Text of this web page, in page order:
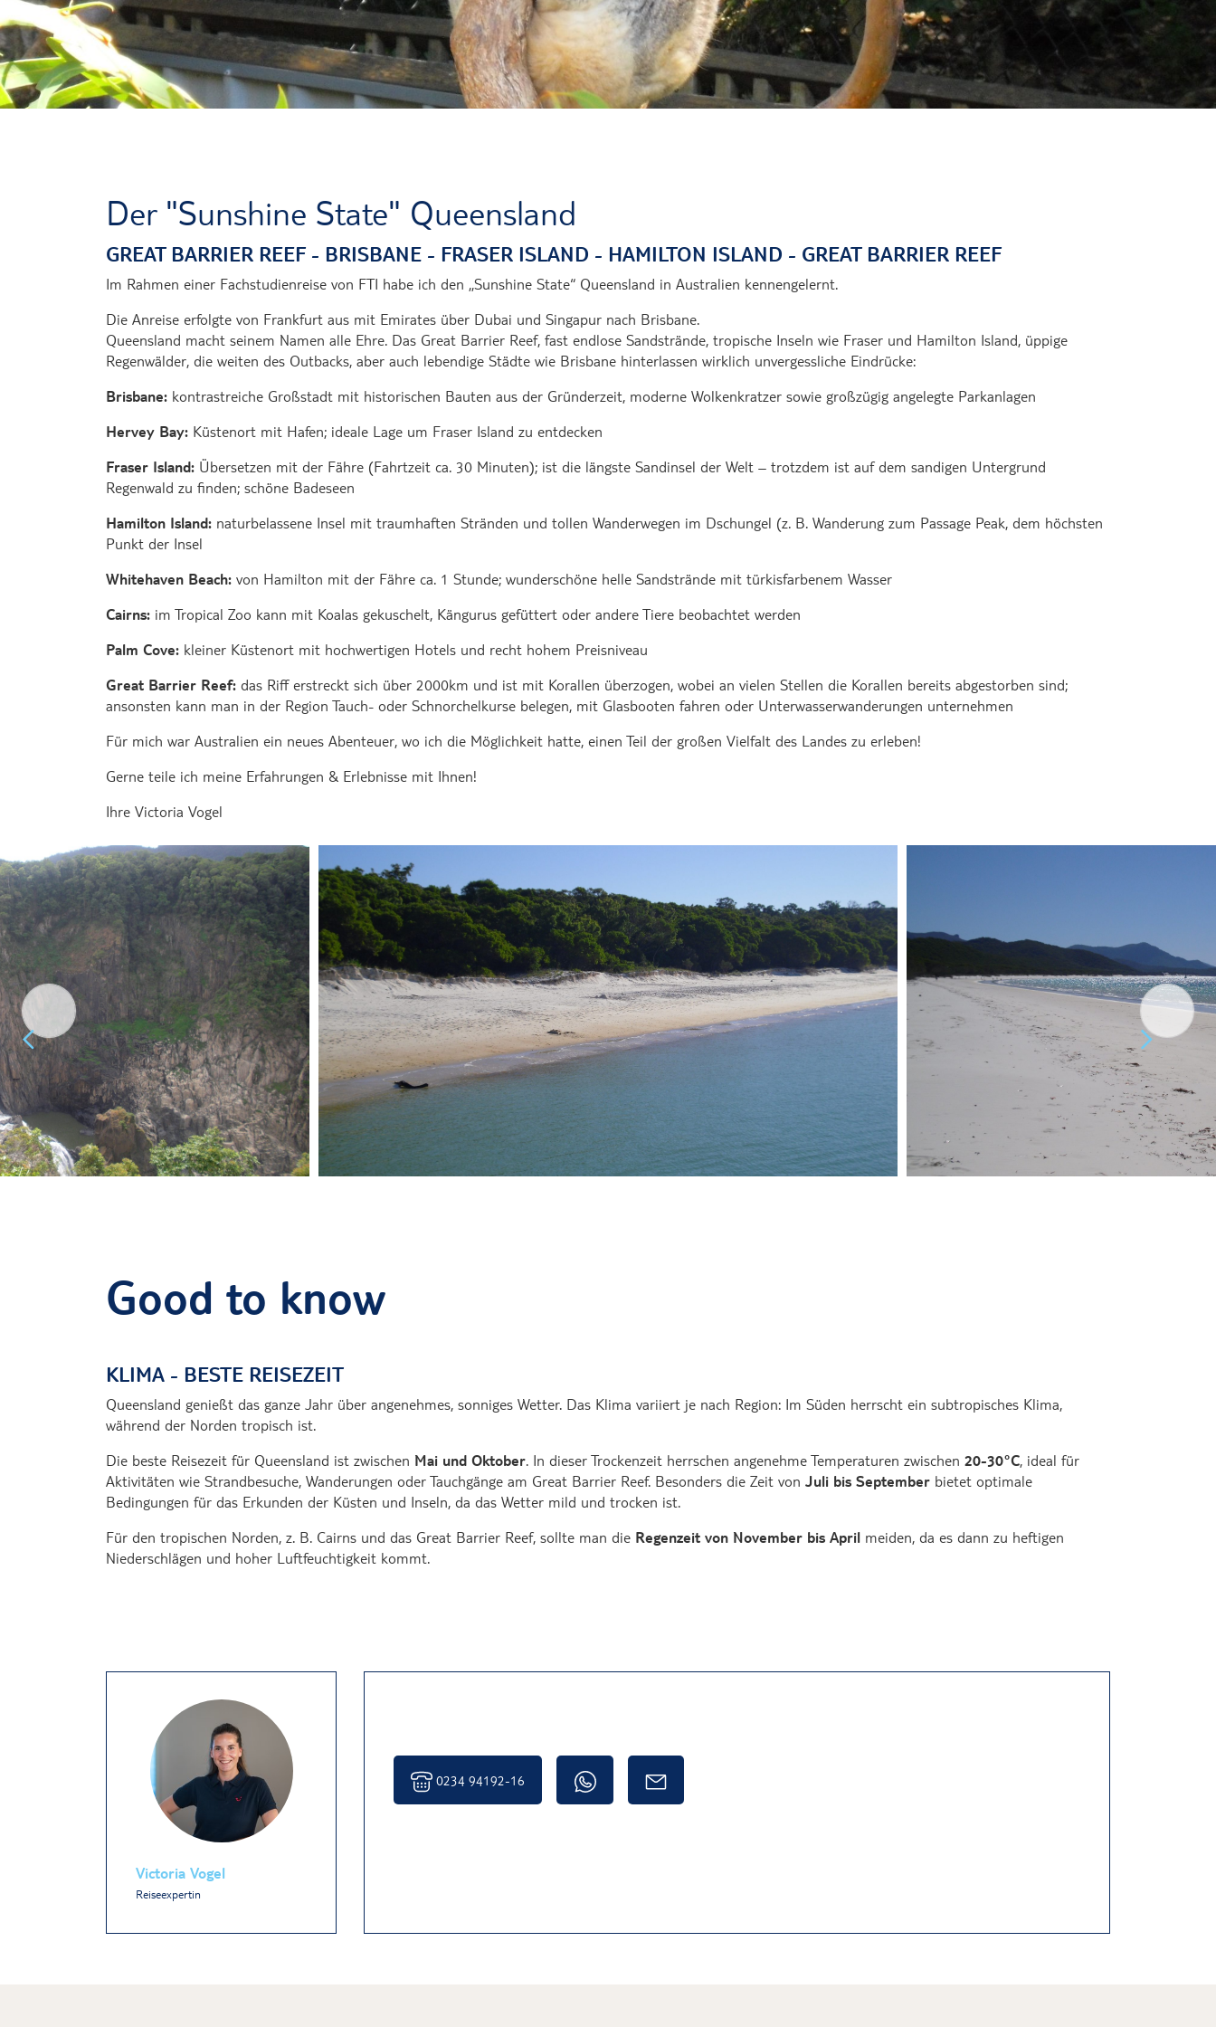
Übernachtung in der Wüste Marokkos
Mit Schweinen baden
Der "Sunshine State" Queensland
GREAT BARRIER REEF - BRISBANE - FRASER ISLAND - HAMILTON ISLAND - GREAT BARRIER REEF
Im Rahmen einer Fachstudienreise von FTI habe ich den ,,Sunshine State“ Queensland in Australien kennengelernt.
Die Anreise erfolgte von Frankfurt aus mit Emirates über Dubai und Singapur nach Brisbane.
Queensland macht seinem Namen alle Ehre. Das Great Barrier Reef, fast endlose Sandstrände, tropische Inseln wie Fraser und Hamilton Island, üppige
Regenwälder, die weiten des Outbacks, aber auch lebendige Städte wie Brisbane hinterlassen wirklich unvergessliche Eindrücke:
Brisbane: kontrastreiche Großstadt mit historischen Bauten aus der Gründerzeit, moderne Wolkenkratzer sowie großzügig angelegte Parkanlagen
Hervey Bay: Küstenort mit Hafen; ideale Lage um Fraser Island zu entdecken
Fraser Island: Übersetzen mit der Fähre (Fahrtzeit ca. 30 Minuten); ist die längste Sandinsel der Welt – trotzdem ist auf dem sandigen Untergrund
Regenwald zu finden; schöne Badeseen
Hamilton Island: naturbelassene Insel mit traumhaften Stränden und tollen Wanderwegen im Dschungel (z. B. Wanderung zum Passage Peak, dem höchsten
Punkt der Insel
Whitehaven Beach: von Hamilton mit der Fähre ca. 1 Stunde; wunderschöne helle Sandstrände mit türkisfarbenem Wasser
Cairns: im Tropical Zoo kann mit Koalas gekuschelt, Kängurus gefüttert oder andere Tiere beobachtet werden
Palm Cove: kleiner Küstenort mit hochwertigen Hotels und recht hohem Preisniveau
Great Barrier Reef: das Riff erstreckt sich über 2000km und ist mit Korallen überzogen, wobei an vielen Stellen die Korallen bereits abgestorben sind;
ansonsten kann man in der Region Tauch- oder Schnorchelkurse belegen, mit Glasbooten fahren oder Unterwasserwanderungen unternehmen
Für mich war Australien ein neues Abenteuer, wo ich die Möglichkeit hatte, einen Teil der großen Vielfalt des Landes zu erleben!
Gerne teile ich meine Erfahrungen & Erlebnisse mit Ihnen!
Ihre Victoria Vogel
Good to know
KLIMA - BESTE REISEZEIT
Queensland genießt das ganze Jahr über angenehmes, sonniges Wetter. Das Klima variiert je nach Region: Im Süden herrscht ein subtropisches Klima,
während der Norden tropisch ist.
Die beste Reisezeit für Queensland ist zwischen Mai und Oktober. In dieser Trockenzeit herrschen angenehme Temperaturen zwischen 20-30°C, ideal für
Aktivitäten wie Strandbesuche, Wanderungen oder Tauchgänge am Great Barrier Reef. Besonders die Zeit von Juli bis September bietet optimale
Bedingungen für das Erkunden der Küsten und Inseln, da das Wetter mild und trocken ist.
Für den tropischen Norden, z. B. Cairns und das Great Barrier Reef, sollte man die Regenzeit von November bis April meiden, da es dann zu heftigen
Niederschlägen und hoher Luftfeuchtigkeit kommt.
Victoria Vogel
Reiseexpertin
0234 94192-16